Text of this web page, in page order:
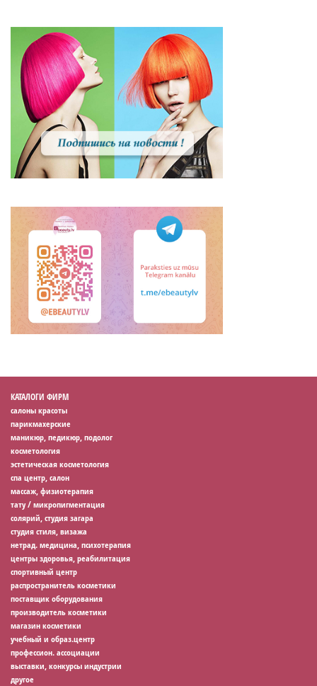
КАТАЛОГИ ФИРМ
салоны красоты
парикмахерские
маникюр, педикюр, подолог
косметология
эстетическая косметология
спа центр, салон
массаж, физиотерапия
тату / микропигментация
солярий, студия загара
студия стиля, визажа
нетрад. медицина, психотерапия
центры здоровья, реабилитация
спортивный центр
распространитель косметики
поставщик оборудования
производитель косметики
магазин косметики
учебный и образ.центр
профессион. ассоциации
выставки, конкурсы индустрии
другое